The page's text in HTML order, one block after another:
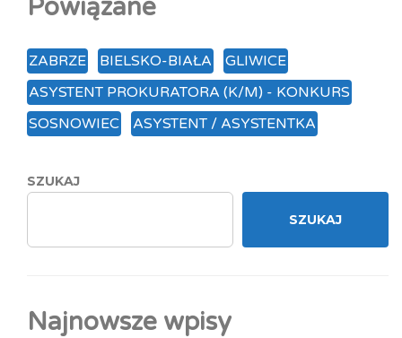
Powiązane
ZABRZE BIELSKO-BIAŁA
GLIWICE
ASYSTENT PROKURATORA (K/M) - KONKURS
SOSNOWIEC
ASYSTENT / ASYSTENTKA
SZUKAJ
SZUKAJ
Najnowsze wpisy